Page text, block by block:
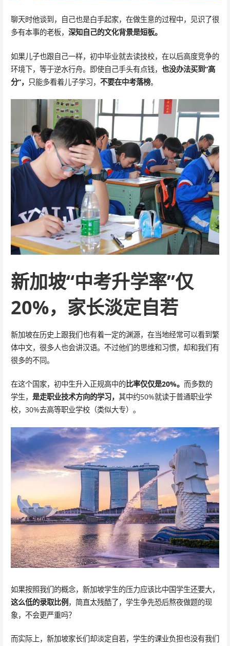
聊天时他谈到，自己也是白手起家，在做生意的过程中，见识了很
多有本事的老板， 深知自己的文化背景是短板。
如果儿子也跟自己一样，初中毕业就去读技校，在以后高度竞争的
环境下，等于逆水行舟。即使自己手头有点钱， 也没办法买到“高
分”， 只能多看着儿子学习， 不要在中考落榜。
新加坡“中考升学率”仅
20%，家长淡定自若
新加坡在历史上跟我们也有着一定的渊源，在当地经常可以看到繁
体中文，很多人也会讲汉语。不过他们的思维和习惯，却和我们有
很多的不同。
在这个国家，初中生升入正规高中的比率仅仅是20%。 而多数的
学生， 是走职业技术方向的学习， 其中约50%就读于普通职业学
校，30%去高等职业学校（类似大专）。
如果按照我们的概念，新加坡学生的压力应该比中国学生还要大，
这么低的录取比例 ，简直太残酷了，学生争先恐后熬夜做题的现
象，不会更严重吗？
而实际上，新加坡家长们却淡定自若，学生的课业负担也没有我们